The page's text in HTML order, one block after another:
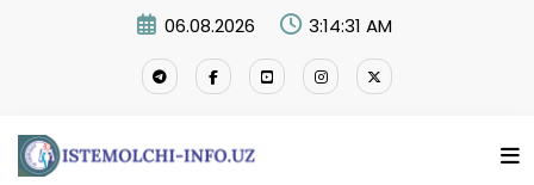
06.08.2026 3:14:31 AM